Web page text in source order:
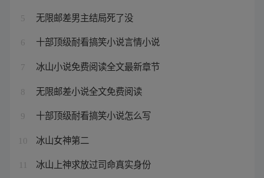
5 无限邮差男主结局死了没
6 十部顶级耐看搞笑小说言情小说
7 冰山小说免费阅读全文最新章节
8 无限邮差小说全文免费阅读
9 十部顶级耐看搞笑小说怎么写
10 冰山女神第二
冰山上神求放过司命真实身份